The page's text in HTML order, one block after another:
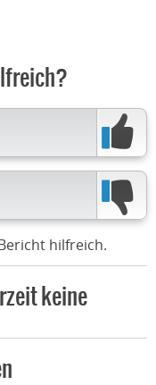
hilfreich.
keine